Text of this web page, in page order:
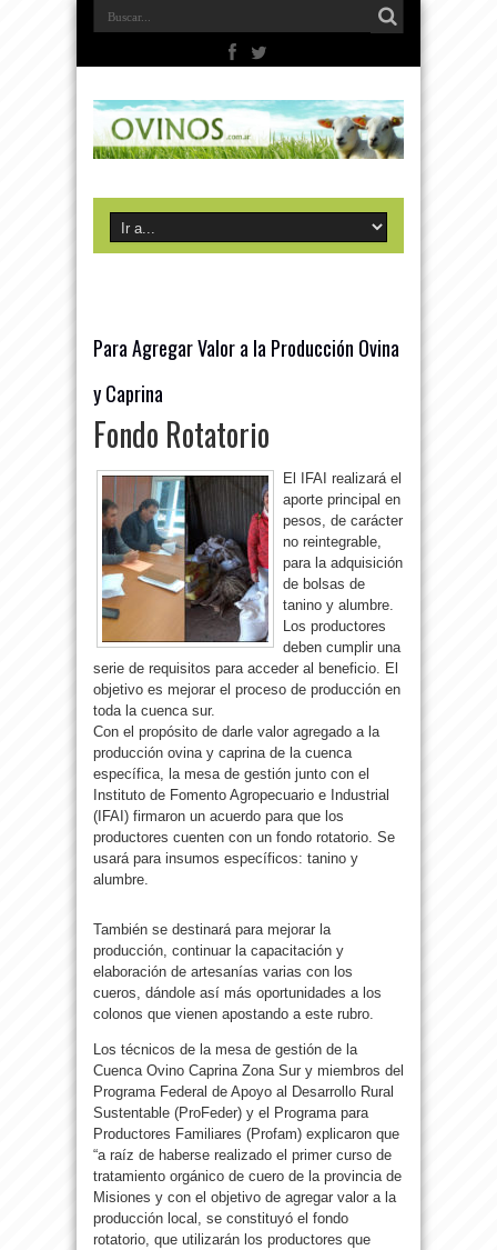
Para Agregar Valor a la Producción Ovina
y Caprina
Fondo Rotatorio
El IFAI realizará el
aporte principal en
pesos, de carácter
no reintegrable,
para la adquisición
de bolsas de
tanino y alumbre.
Los productores
deben cumplir una
serie de requisitos para acceder al beneficio. El
objetivo es mejorar el proceso de producción en
toda la cuenca sur.
Con el propósito de darle valor agregado a la
producción ovina y caprina de la cuenca
específica, la mesa de gestión junto con el
Instituto de Fomento Agropecuario e Industrial
(IFAI) firmaron un acuerdo para que los
productores cuenten con un fondo rotatorio. Se
usará para insumos específicos: tanino y
alumbre.
También se destinará para mejorar la
producción, continuar la capacitación y
elaboración de artesanías varias con los
cueros, dándole así más oportunidades a los
colonos que vienen apostando a este rubro.
Los técnicos de la mesa de gestión de la
Cuenca Ovino Caprina Zona Sur y miembros del
Programa Federal de Apoyo al Desarrollo Rural
Sustentable (ProFeder) y el Programa para
Productores Familiares (Profam) explicaron que
“a raíz de haberse realizado el primer curso de
tratamiento orgánico de cuero de la provincia de
Misiones y con el objetivo de agregar valor a la
producción local, se constituyó el fondo
rotatorio, que utilizarán los productores que